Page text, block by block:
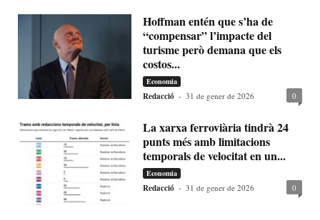
Hoffman entén que s’ha de
“compensar” l’impacte del
turisme però demana que els
costos...
Economia
Redacció - 31 de gener de 2026 0
La xarxa ferroviària tindrà 24
punts més amb limitacions
temporals de velocitat en un...
Economia
Redacció - 31 de gener de 2026 0